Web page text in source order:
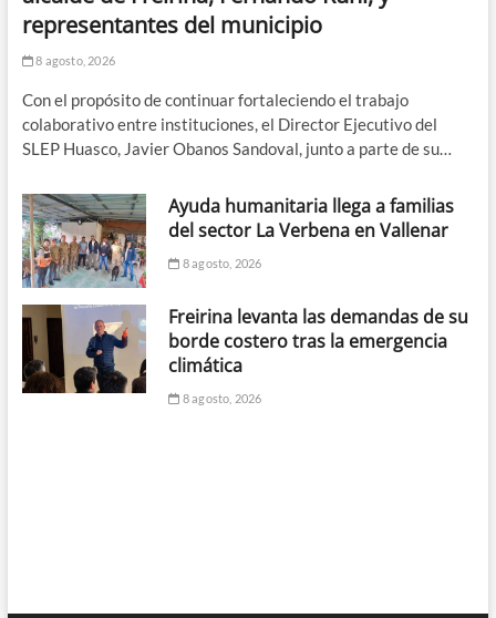
representantes del municipio
8 agosto, 2026
Con el propósito de continuar fortaleciendo el trabajo
colaborativo entre instituciones, el Director Ejecutivo del
SLEP Huasco, Javier Obanos Sandoval, junto a parte de su…
Ayuda humanitaria llega a familias
del sector La Verbena en Vallenar
8 agosto, 2026
Freirina levanta las demandas de su
borde costero tras la emergencia
climática
8 agosto, 2026